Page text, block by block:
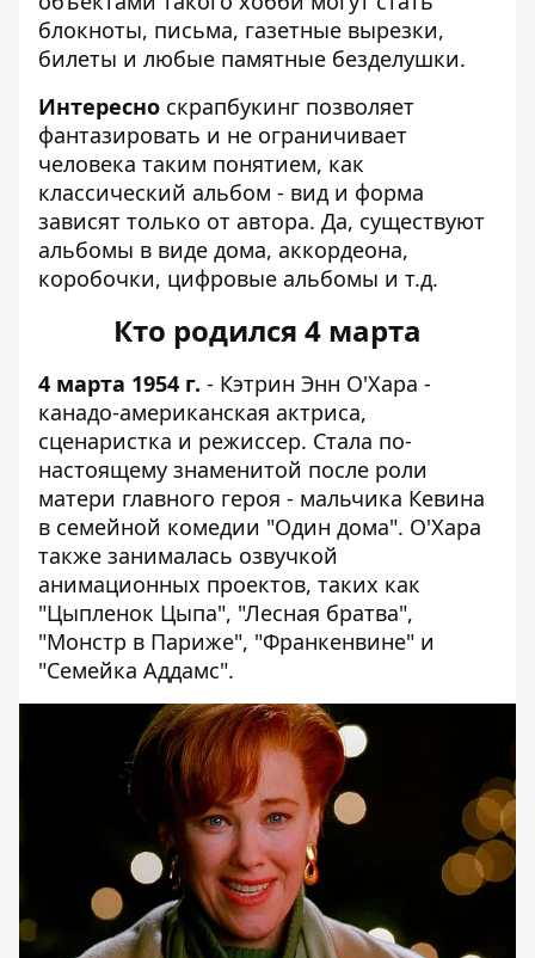
блокноты, письма, газетные вырезки,
билеты и любые памятные безделушки.
Интересно скрапбукинг позволяет
фантазировать и не ограничивает
человека таким понятием, как
классический альбом - вид и форма
зависят только от автора. Да, существуют
альбомы в виде дома, аккордеона,
коробочки, цифровые альбомы и т.д.
Кто родился 4 марта
4 марта 1954 г. - Кэтрин Энн О'Хара -
канадо-американская актриса,
сценаристка и режиссер. Стала по-
настоящему знаменитой после роли
матери главного героя - мальчика Кевина
в семейной комедии "Один дома". О'Хара
также занималась озвучкой
анимационных проектов, таких как
"Цыпленок Цыпа", "Лесная братва",
"Монстр в Париже", "Франкенвине" и
"Семейка Аддамс".